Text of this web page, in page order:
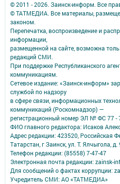
© 2011 - 2026. Заинск-информ. Все
© ТАТМЕДИА. Все материалы,
законом.
Перепечатка, воспроизведение и
информации,
размещенной на сайте, возможна
редакций СМИ.
При поддержке Республиканского
коммуникациям.
Сетевое издание: «Заинск-информ»
службой по надзору
в сфере связи, информационных
коммуникаций (Роскомнадзор) —
регистрационный номер ЭЛ № ФС 77 -
ФИО главного редактора: Исаков
Адрес редакции: 423520, Российская
Татарстан, г Заинск, ул. Т. Ялчыгола, д.
Телефон редакции: (85558) 7-47-47
Электронная почта редакции: zainsk-
Для сообщений о фактах коррупции:
Учредитель СМИ: АО «ТАТМЕДИА»